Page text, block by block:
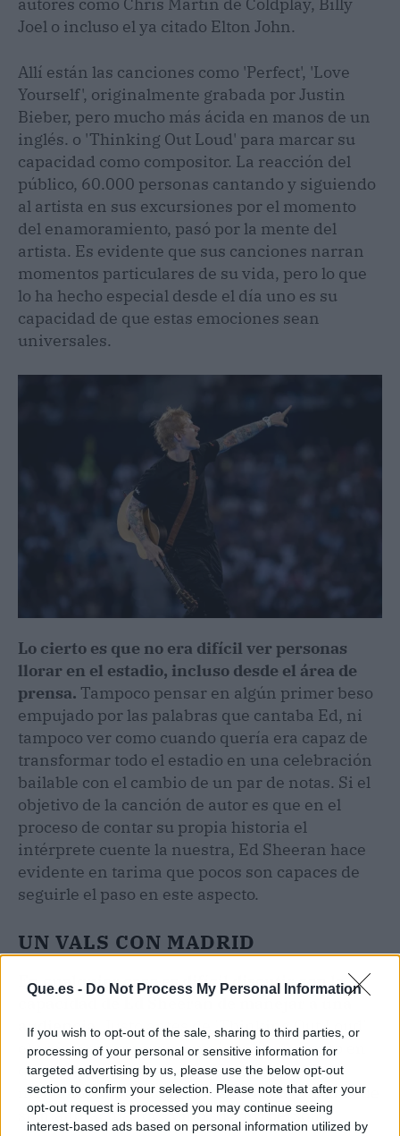
Que.es - Do Not Process My Personal Information
If you wish to opt-out of the sale, sharing to third parties, or
processing of your personal or sensitive information for
targeted advertising by us, please use the below opt-out
section to confirm your selection. Please note that after your
opt-out request is processed you may continue seeing
interest-based ads based on personal information utilized by
Joel o incluso el ya citado Elton John.
Allí están las canciones como 'Perfect', 'Love
Yourself', originalmente grabada por Justin
Bieber, pero mucho más ácida en manos de un
inglés. o 'Thinking Out Loud' para marcar su
capacidad como compositor. La reacción del
público, 60.000 personas cantando y siguiendo
al artista en sus excursiones por el momento
del enamoramiento, pasó por la mente del
artista. Es evidente que sus canciones narran
momentos particulares de su vida, pero lo que
lo ha hecho especial desde el día uno es su
capacidad de que estas emociones sean
universales.
Lo cierto es que no era difícil ver personas
llorar en el estadio, incluso desde el área de
prensa. Tampoco pensar en algún primer beso
empujado por las palabras que cantaba Ed, ni
tampoco ver como cuando quería era capaz de
transformar todo el estadio en una celebración
bailable con el cambio de un par de notas. Si el
objetivo de la canción de autor es que en el
proceso de contar su propia historia el
intérprete cuente la nuestra, Ed Sheeran hace
evidente en tarima que pocos son capaces de
seguirle el paso en este aspecto.
UN VALS CON MADRID
En cualquier caso es difícil discutir con la
capacidad de Ed Sheeran de manejar a una
audiencia. Justo antes de 'Thinking Out Loud'
el artista expresa que empieza el momento en
que el público debe cantar, y desde ese
momento tiene a todo un estadio en la palma de
su mano, actuando como su coro personal.